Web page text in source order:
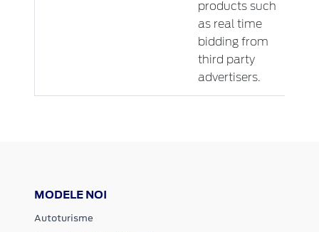
products such
as real time
bidding from
third party
advertisers.
MODELE NOI
Autoturisme